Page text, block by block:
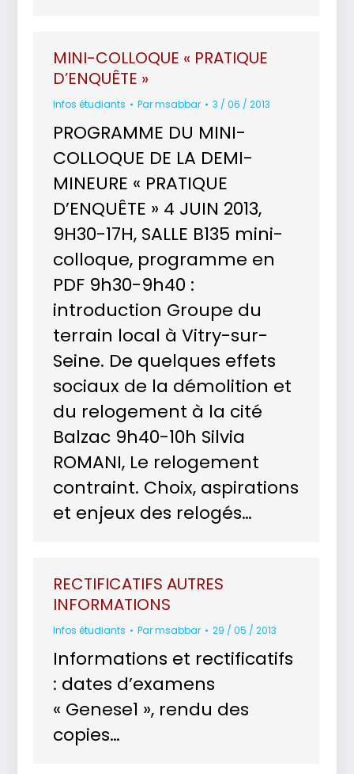
MINI-COLLOQUE « PRATIQUE
D’ENQUÊTE »
Infos étudiants Parmsabbar 3 / 06 / 2013
PROGRAMME DU MINI-
COLLOQUE DE LA DEMI-
MINEURE « PRATIQUE
D’ENQUÊTE » 4 JUIN 2013,
9H30-17H, SALLE B135 mini-
colloque, programme en
PDF 9h30-9h40 :
introduction Groupe du
terrain local à Vitry-sur-
Seine. De quelques effets
sociaux de la démolition et
du relogement à la cité
Balzac 9h40-10h Silvia
ROMANI, Le relogement
contraint. Choix, aspirations
et enjeux des relogés…
RECTIFICATIFS AUTRES
INFORMATIONS
Infos étudiants Parmsabbar 29 / 05 / 2013
Informations et rectificatifs
: dates d’examens
« Genese1 », rendu des
copies…